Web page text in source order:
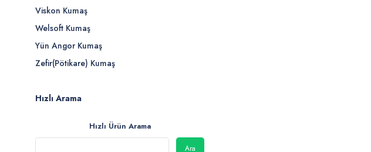
Viskon Kumaş
Welsoft Kumaş
Yün Angor Kumaş
Zefir(Pötikare) Kumaş
Hızlı Arama
Hızlı Ürün Arama
Ara